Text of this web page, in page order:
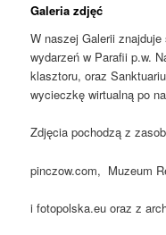
Galeria zdjęć
W naszej Galerii
wydarzeń w Parafii p.w.
klasztoru, oraz
wycieczkę wirtualną po
Zdjęcia pochodzą z
pinczow.com, Muzeum
i fotopolska.eu oraz z